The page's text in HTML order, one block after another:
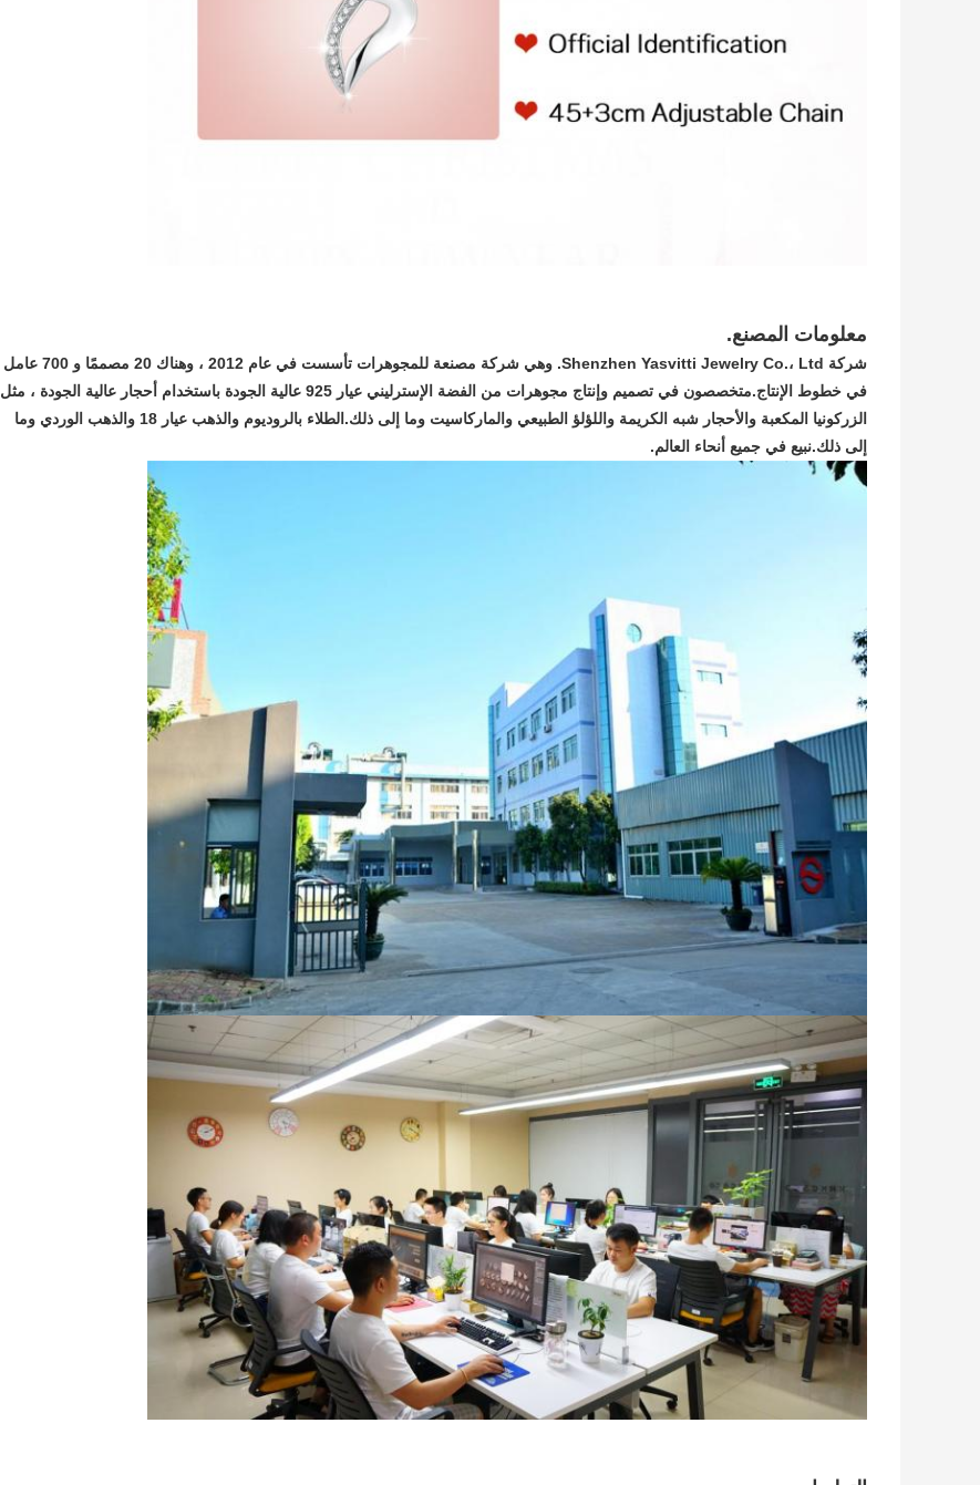
معلومات المصنع.
شركة Shenzhen Yasvitti Jewelry Co.، Ltd. وهي شركة مصنعة للمجوهرات تأسست في عام 2012 ، وهناك 20 مصممًا و 700 عامل
في خطوط الإنتاج.متخصصون في تصميم وإنتاج مجوهرات من الفضة الإسترليني عيار 925 عالية الجودة باستخدام أحجار عالية الجودة ، مثل
الزركونيا المكعبة والأحجار شبه الكريمة واللؤلؤ الطبيعي والماركاسيت وما إلى ذلك.الطلاء بالروديوم والذهب عيار 18 والذهب الوردي وما
إلى ذلك.نبيع في جميع أنحاء العالم.